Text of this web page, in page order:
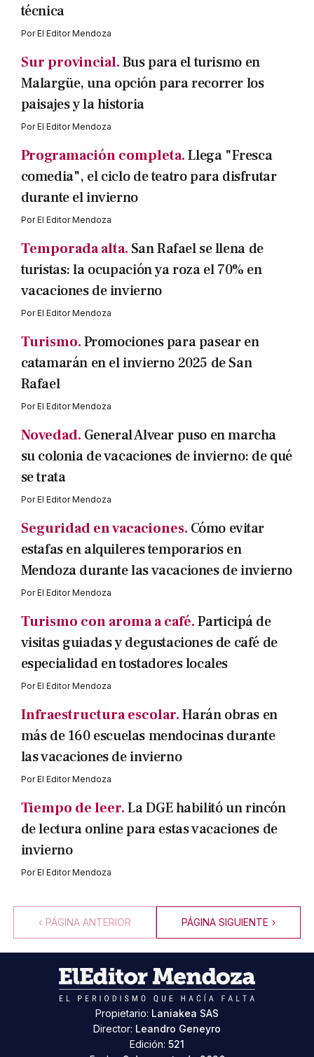
técnica
PorEl Editor Mendoza
Sur provincial.Bus para el turismo en
Malargüe, una opción para recorrer los
paisajes y la historia
PorEl Editor Mendoza
Programación completa.Llega "Fresca
comedia", el ciclo de teatro para disfrutar
durante el invierno
PorEl Editor Mendoza
Temporada alta. San Rafael se llena de
turistas: la ocupación ya roza el 70% en
vacaciones de invierno
PorEl Editor Mendoza
Turismo.Promociones para pasear en
catamarán en el invierno 2025 de San
Rafael
PorEl Editor Mendoza
Novedad. General Alvear puso en marcha
su colonia de vacaciones de invierno: de qué
se trata
PorEl Editor Mendoza
Seguridad en vacaciones. Cómo evitar
estafas en alquileres temporarios en
Mendoza durante las vacaciones de invierno
PorEl Editor Mendoza
Turismo con aroma a café.Participá de
visitas guiadas y degustaciones de café de
especialidad en tostadores locales
PorEl Editor Mendoza
Infraestructura escolar.Harán obras en
más de 160 escuelas mendocinas durante
las vacaciones de invierno
PorEl Editor Mendoza
Tiempo de leer.La DGE habilitó un rincón
de lectura online para estas vacaciones de
invierno
PorEl Editor Mendoza
‹ PÁGINA ANTERIOR PÁGINA SIGUIENTE ›
Propietario: Laniakea SAS
Director: Leandro Geneyro
Edición: 521